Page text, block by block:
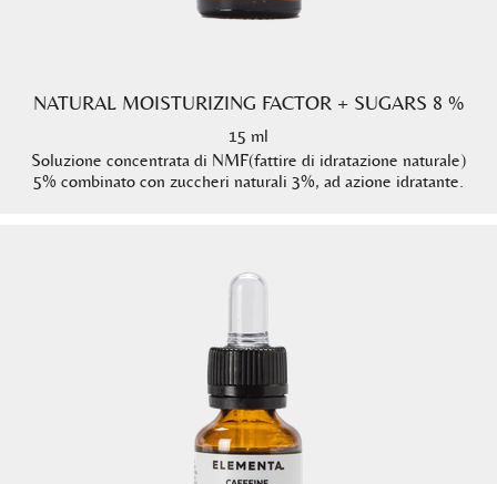
NATURAL MOISTURIZING FACTOR + SUGARS 8 %
15 ml
Soluzione concentrata di NMF(fattire di idratazione naturale)
5% combinato con zuccheri naturali 3%, ad azione idratante.